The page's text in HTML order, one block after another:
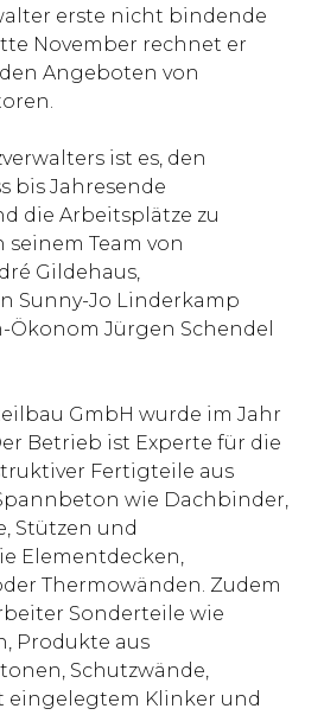
erste nicht bindende
November rechnet er
Angeboten von
ist es, den
bis Jahresende
die Arbeitsplätze zu
seinem Team von
Gildehaus,
Sunny-Jo Linderkamp
Ökonom Jürgen Schendel
GmbH wurde im Jahr
Betrieb ist Experte für die
Fertigteile aus
wie Dachbinder,
Stützen und
Elementdecken,
Thermowänden. Zudem
Sonderteile wie
Produkte aus
Schutzwände,
eingelegtem Klinker und